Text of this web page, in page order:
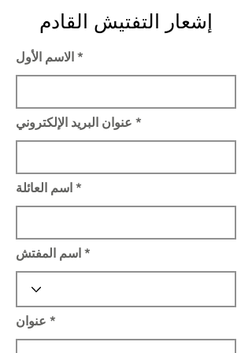
إشعار التفتيش القادم
الاسم الأول
عنوان البريد الإلكتروني
اسم العائلة
اسم المفتش
عنوان